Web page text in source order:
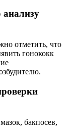
отметить, что
гонококк
бакпосев,